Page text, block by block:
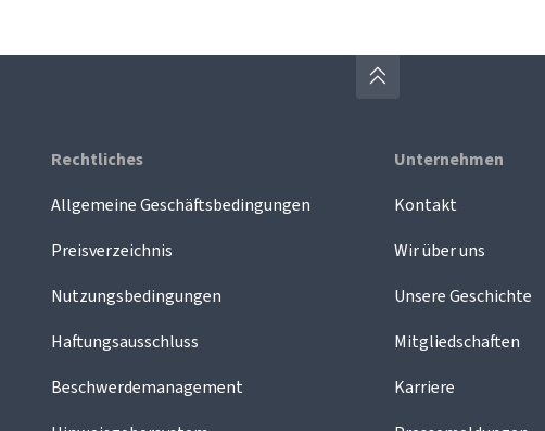
Rechtliches
Allgemeine Geschäftsbedingungen
Preisverzeichnis
Nutzungsbedingungen
Haftungsausschluss
Beschwerdemanagement
Unternehmen
Kontakt
Wir über uns
Unsere Geschichte
Mitgliedschaften
Karriere